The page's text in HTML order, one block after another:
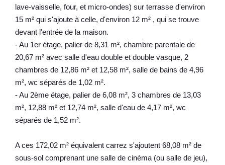
lave-vaisselle, four, et micro-ondes) sur terrasse d'environ
15 m² qui s'ajoute à celle, d'environ 12 m² , qui se trouve
devant l'entrée de la maison.
- Au 1er étage, palier de 8,31 m², chambre parentale de
20,67 m² avec salle d'eau double et double vasque, 2
chambres de 12,86 m² et 12,58 m², salle de bains de 4,96
m², wc séparés de 1,02 m².
- Au 2ème étage, palier de 6,08 m², 3 chambres de 13,03
m², 12,88 m² et 12,74 m², salle d'eau de 4,17 m², wc
séparés de 1,52 m².
A ces 172,02 m² équivalent carrez s'ajoutent 68,08 m² de
sous-sol comprenant une salle de cinéma (ou salle de jeu),